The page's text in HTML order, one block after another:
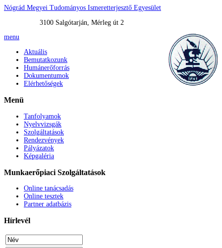
Nógrád Megyei Tudományos Ismeretterjesztő Egyesület
3100 Salgótarján, Mérleg út 2
menu
Aktuális
Bemutatkozunk
Humánerőforrás
Dokumentumok
Elérhetőségek
Menü
Tanfolyamok
Nyelvvizsgák
Szolgáltatások
Rendezvények
Pályázatok
Képgaléria
Munkaerőpiaci Szolgáltatások
Online tanácsadás
Online tesztek
Partner adatbázis
Hírlevél